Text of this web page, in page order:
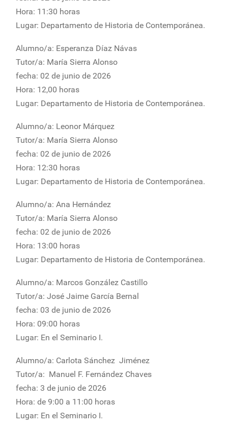
Hora: 11:30 horas
Lugar: Departamento de Historia de Contemporánea.
Alumno/a: Esperanza Díaz Návas
Tutor/a: María Sierra Alonso
fecha: 02 de junio de 2026
Hora: 12,00 horas
Lugar: Departamento de Historia de Contemporánea.
Alumno/a: Leonor Márquez
Tutor/a: María Sierra Alonso
fecha: 02 de junio de 2026
Hora: 12:30 horas
Lugar: Departamento de Historia de Contemporánea.
Alumno/a: Ana Hernández
Tutor/a: María Sierra Alonso
fecha: 02 de junio de 2026
Hora: 13:00 horas
Lugar: Departamento de Historia de Contemporánea.
Alumno/a: Marcos González Castillo
Tutor/a: José Jaime García Bernal
fecha: 03 de junio de 2026
Hora: 09:00 horas
Lugar: En el Seminario I.
Alumno/a: Carlota Sánchez Jiménez
Tutor/a: Manuel F. Fernández Chaves
fecha: 3 de junio de 2026
Hora: de 9:00 a 11:00 horas
Lugar: En el Seminario I.